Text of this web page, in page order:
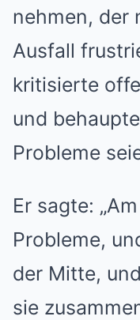
nehmen, der
Ausfall
kritisierte
und
Probleme
Er sagte:
Probleme,
der Mitte,
sie